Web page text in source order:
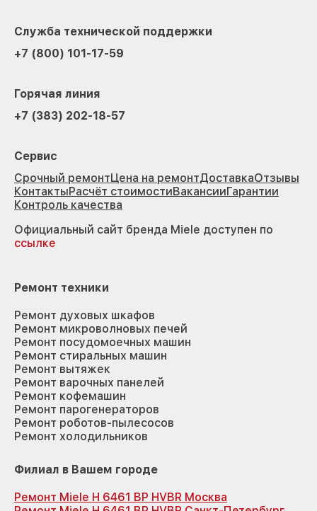
Служба технической поддержки
+7 (800) 101-17-59
Горячая линия
+7 (383) 202-18-57
Сервис
Срочный ремонтЦена на ремонтДоставкаОтзывы
КонтактыРасчёт стоимостиВакансииГарантии
Контроль качества
Официальный сайт бренда Miele доступен по
ссылке
Ремонт техники
Ремонт духовых шкафов
Ремонт микроволновых печей
Ремонт посудомоечных машин
Ремонт стиральных машин
Ремонт вытяжек
Ремонт варочных панелей
Ремонт кофемашин
Ремонт парогенераторов
Ремонт роботов-пылесосов
Ремонт холодильников
Филиал в Вашем городе
Ремонт Miele H 6461 BP HVBR Москва